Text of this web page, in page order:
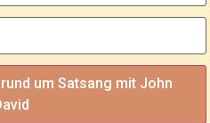
um Satsang mit John